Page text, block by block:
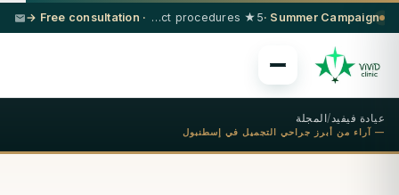
Summer Campaign ·
5★ hotel + VIP transfer on select procedures
· Free consultation →
عيادة فيفيد/المجلة
— آراء من أبرز جراحي التجميل في إسطنبول